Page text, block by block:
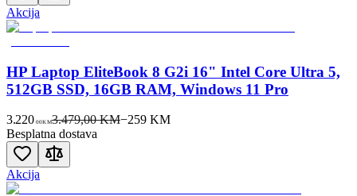
Akcija
HP Laptop EliteBook 8 G2i 16" Intel Core Ultra 5,
512GB SSD, 16GB RAM, Windows 11 Pro
3.220 00KM3.479,00 KM−259KM
Besplatna dostava
Akcija